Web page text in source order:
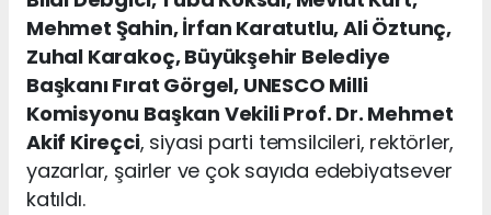
Mehmet Şahin, İrfan Karatutlu, Ali Öztunç,
Zuhal Karakoç, Büyükşehir Belediye
Başkanı Fırat Görgel, UNESCO Milli
Komisyonu Başkan Vekili Prof. Dr. Mehmet
Akif Kireçci, siyasi parti temsilcileri, rektörler,
yazarlar, şairler ve çok sayıda edebiyatsever
katıldı.